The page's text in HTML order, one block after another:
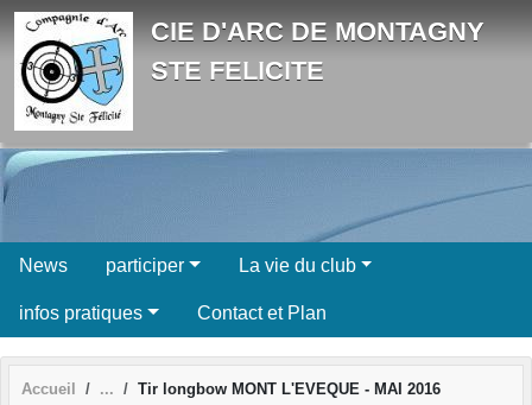
CIE D'ARC DE MONTAGNY
STE FELICITE
News participer La vie du club
infos pratiques Contact et Plan
Accueil Tir longbow MONT L'EVEQUE - MAI 2016
Panneau de gestion des cookies